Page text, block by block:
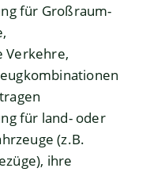
für Großraum-
Verkehre,
für land- oder
(z.B.
ihre